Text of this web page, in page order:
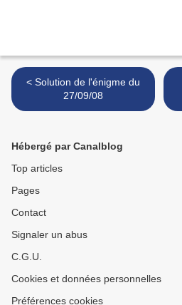
< Solution de l'énigme du
27/09/08
Hébergé par Canalblog
Top articles
Pages
Contact
Signaler un abus
C.G.U.
Cookies et données personnelles
Préférences cookies